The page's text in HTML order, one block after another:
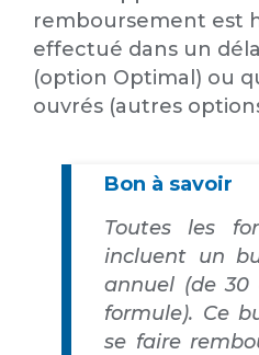
remboursement est
effectué dans un
(option Optimal) ou
ouvrés (autres
Bon à savoir
Toutes les
incluent un
annuel (de
formule). Ce
se faire